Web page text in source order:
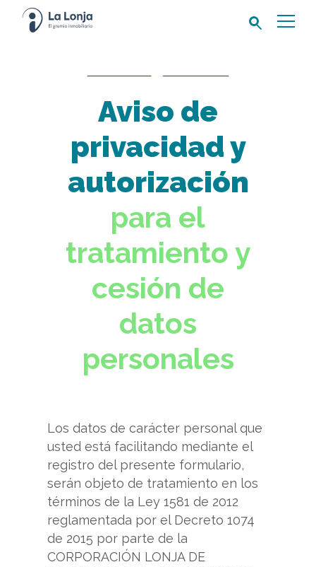
Aviso de
privacidad y
autorización
para el
tratamiento y
cesión de
datos
personales
Los datos de carácter personal que
usted está facilitando mediante el
registro del presente formulario,
serán objeto de tratamiento en los
términos de la Ley 1581 de 2012
reglamentada por el Decreto 1074
de 2015 por parte de la
CORPORACIÓN LONJA DE